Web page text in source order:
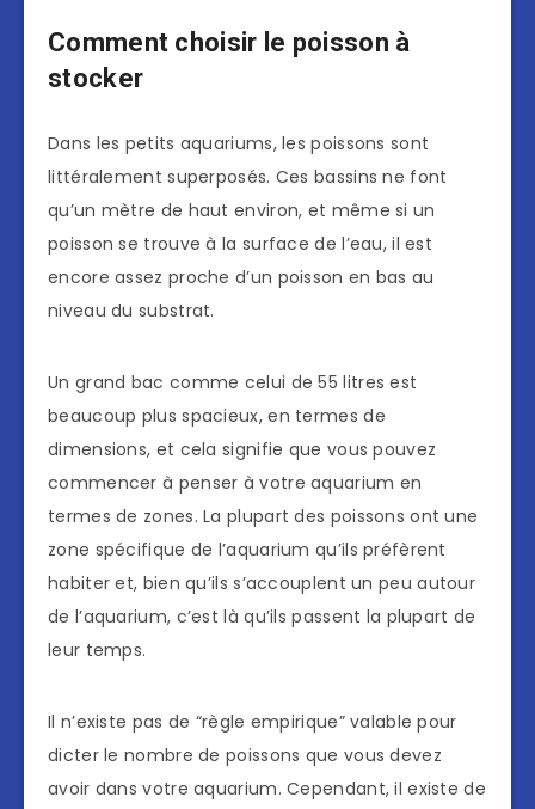
Comment choisir le poisson à
stocker
Dans les petits aquariums, les poissons sont
littéralement superposés. Ces bassins ne font
qu’un mètre de haut environ, et même si un
poisson se trouve à la surface de l’eau, il est
encore assez proche d’un poisson en bas au
niveau du substrat.
Un grand bac comme celui de 55 litres est
beaucoup plus spacieux, en termes de
dimensions, et cela signifie que vous pouvez
commencer à penser à votre aquarium en
termes de zones. La plupart des poissons ont une
zone spécifique de l’aquarium qu’ils préfèrent
habiter et, bien qu’ils s’accouplent un peu autour
de l’aquarium, c’est là qu’ils passent la plupart de
leur temps.
Il n’existe pas de “règle empirique” valable pour
dicter le nombre de poissons que vous devez
avoir dans votre aquarium. Cependant, il existe de